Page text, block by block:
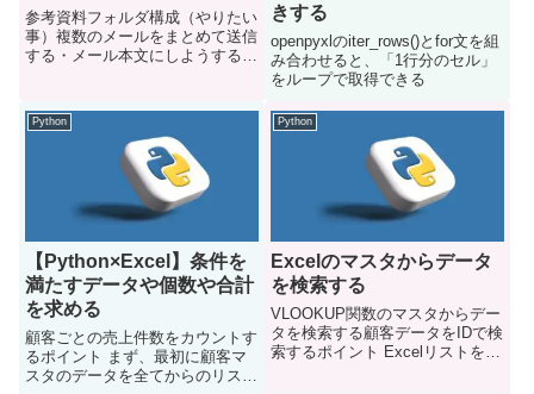
参考資料フォルダ構成（やりたい
事）複数のメールをまとめて送信
する・メール本文にしようする文
Excelファイルから参照・添付フ
ァイルはフォルダに保存してお
く・該当する顧客にメール送信す
るRead more...
きする
openpyxlのiter_rows()とfor文を組
み合わせると、「1行分のセル」
をループで取得できる
Python
【Python×Excel】条件を
満たすデータや個数や合計
を求める
顧客ごとの売上件数をカウントす
るポイント まず、最初に顧客マ
スタのデータを全てからのリスト
Python
Excelのマスタからデータ
を検索する
VLOOKUP関数のマスタからデー
タを検索する顧客データをIDで検
索するポイント Excelリストを